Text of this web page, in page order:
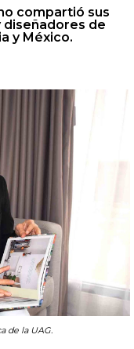
compartió sus
de
y México.
de la UAG.